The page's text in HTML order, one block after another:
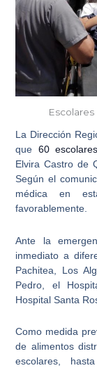
La Dirección
que 60
Elvira Castro de
Según el
médica en
favorablemente.
Ante la
inmediato a
Pachitea, Los
Pedro, el
Hospital Santa
Como medida
de alimentos
escolares,